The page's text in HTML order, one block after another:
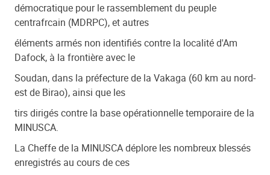
démocratique pour le rassemblement du peuple
centrafrcain (MDRPC), et autres
éléments armés non identifiés contre la localité d'Am
Dafock, à la frontière avec le
Soudan, dans la préfecture de la Vakaga (60 km au nord-
est de Birao), ainsi que les
tirs dirigés contre la base opérationnelle temporaire de la
MINUSCA.
La Cheffe de la MINUSCA déplore les nombreux blessés
enregistrés au cours de ces